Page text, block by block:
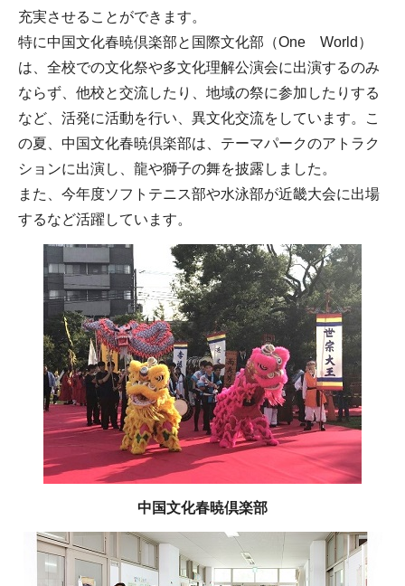
充実させることができます。
特に中国文化春暁倶楽部と国際文化部（One World）
は、全校での文化祭や多文化理解公演会に出演するのみ
ならず、他校と交流したり、地域の祭に参加したりする
など、活発に活動を行い、異文化交流をしています。こ
の夏、中国文化春暁倶楽部は、テーマパークのアトラク
ションに出演し、龍や獅子の舞を披露しました。
また、今年度ソフトテニス部や水泳部が近畿大会に出場
するなど活躍しています。
中国文化春暁倶楽部